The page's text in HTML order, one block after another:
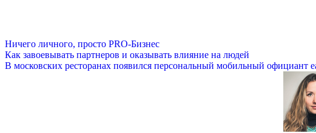
Ничего личного, просто PRO-Бизнес
Как завоевывать партнеров и оказывать влияние на людей
В московских ресторанах появился персональный мобильный официант